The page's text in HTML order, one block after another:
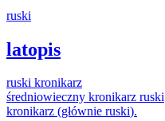
ruski
latopis
ruski kronikarz
średniowieczny kronikarz ruski
kronikarz (głównie ruski).